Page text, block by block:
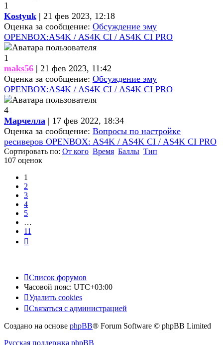
1
Kostyuk | 21 фев 2023, 12:18
Оценка за сообщение: Обсуждение эму
OPENBOX:AS4K / AS4K CI / AS4K CI PRO
1
maks56 | 21 фев 2023, 11:42
Оценка за сообщение: Обсуждение эму
OPENBOX:AS4K / AS4K CI / AS4K CI PRO
4
Марчелла | 17 фев 2022, 18:34
Оценка за сообщение: Вопросы по настройке
ресиверов OPENBOX: AS4K / AS4K CI / AS4K CI PRO
Сортировать по: От кого Время Баллы Тип
107 оценок
1
2
3
4
5
…
11
Список форумов
Часовой пояс: UTC+03:00
Удалить cookies
Связаться с администрацией
Создано на основе phpBB® Forum Software © phpBB Limited
Русская поддержка phpBB